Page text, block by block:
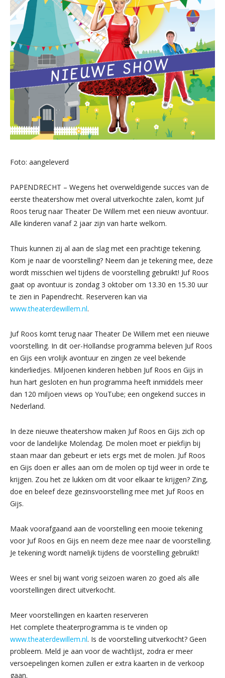
Foto: aangeleverd
PAPENDRECHT – Wegens het overweldigende succes van de
eerste theatershow met overal uitverkochte zalen, komt Juf
Roos terug naar Theater De Willem met een nieuw avontuur.
Alle kinderen vanaf 2 jaar zijn van harte welkom.
Thuis kunnen zij al aan de slag met een prachtige tekening.
Kom je naar de voorstelling? Neem dan je tekening mee, deze
wordt misschien wel tijdens de voorstelling gebruikt! Juf Roos
gaat op avontuur is zondag 3 oktober om 13.30 en 15.30 uur
te zien in Papendrecht. Reserveren kan via
www.theaterdewillem.nl.
Juf Roos komt terug naar Theater De Willem met een nieuwe
voorstelling. In dit oer-Hollandse programma beleven Juf Roos
en Gijs een vrolijk avontuur en zingen ze veel bekende
kinderliedjes. Miljoenen kinderen hebben Juf Roos en Gijs in
hun hart gesloten en hun programma heeft inmiddels meer
dan 120 miljoen views op YouTube; een ongekend succes in
Nederland.
In deze nieuwe theatershow maken Juf Roos en Gijs zich op
voor de landelijke Molendag. De molen moet er piekfijn bij
staan maar dan gebeurt er iets ergs met de molen. Juf Roos
en Gijs doen er alles aan om de molen op tijd weer in orde te
krijgen. Zou het ze lukken om dit voor elkaar te krijgen? Zing,
doe en beleef deze gezinsvoorstelling mee met Juf Roos en
Gijs.
Maak voorafgaand aan de voorstelling een mooie tekening
voor Juf Roos en Gijs en neem deze mee naar de voorstelling.
Je tekening wordt namelijk tijdens de voorstelling gebruikt!
Wees er snel bij want vorig seizoen waren zo goed als alle
voorstellingen direct uitverkocht.
Meer voorstellingen en kaarten reserveren
Het complete theaterprogramma is te vinden op
www.theaterdewillem.nl. Is de voorstelling uitverkocht? Geen
probleem. Meld je aan voor de wachtlijst, zodra er meer
versoepelingen komen zullen er extra kaarten in de verkoop
gaan.